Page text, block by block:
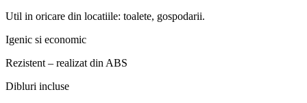
Util in oricare din locatiile: toalete, gospodarii.
Igenic si economic
Rezistent – realizat din ABS
Dibluri incluse